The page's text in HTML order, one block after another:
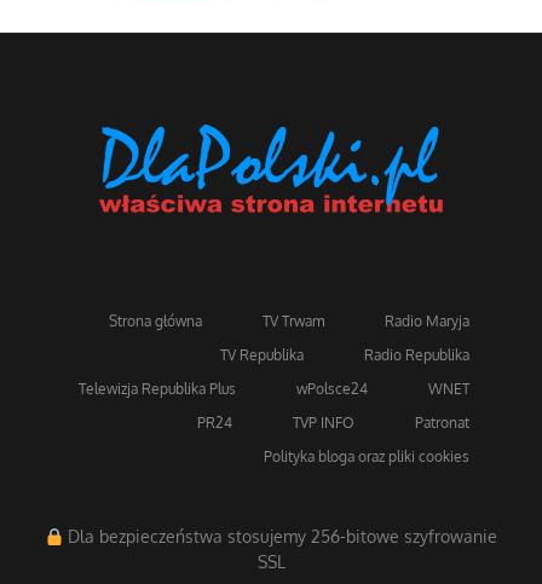
Strona główna TV Trwam
Radio Maryja
TV Republika
Radio Republika
Telewizja Republika Plus
wPolsce24
WNET
PR24
TVP INFO
Patronat
Polityka bloga oraz pliki cookies
Dla bezpieczeństwa stosujemy 256-bitowe szyfrowanie
SSL